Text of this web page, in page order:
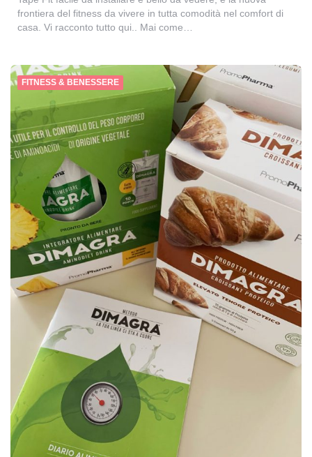
frontiera del fitness da vivere in tutta comodità nel comfort di
casa. Vi racconto tutto qui.. Mai come…
FITNESS & BENESSERE